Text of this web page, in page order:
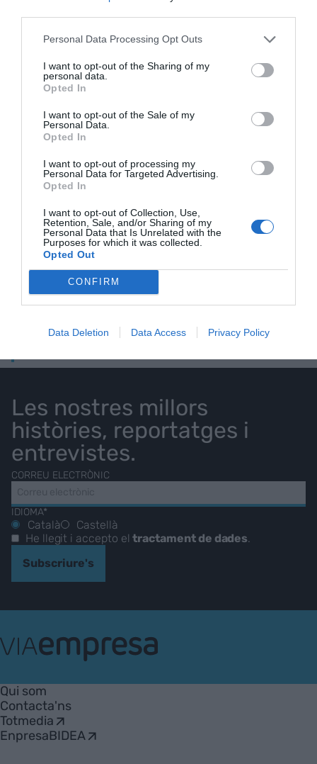
Personal Data Processing Opt Outs
I want to opt-out of the Sharing of my
personal data.
Opted In
I want to opt-out of the Sale of my
Personal Data.
Opted In
I want to opt-out of processing my
Personal Data for Targeted Advertising.
Opted In
I want to opt-out of Collection, Use,
Retention, Sale, and/or Sharing of my
Personal Data that Is Unrelated with the
Purposes for which it was collected.
Opted Out
CONFIRM
Data Deletion Data Access Privacy Policy
ELS MÉS LLEGITS
AVUI DESTAQUEM
EL NOSTRE
BUTLLETÍ
Les nostres millors
històries, reportatges i
entrevistes.
CORREU ELECTRÒNIC
IDIOMA*
Català
Castellà
He llegit i accepto eltractament de dades.
Subscriure's
Empresa
Qui som
Contacta'ns
Totmedia
EnpresaBIDEA